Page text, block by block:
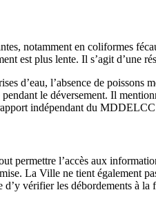
notamment en coliformes
est plus lente. Il s’agit d’une
d’eau, l’absence de
le déversement. Il
indépendant du
l’accès aux
La Ville ne tient également
vérifier les débordements à la